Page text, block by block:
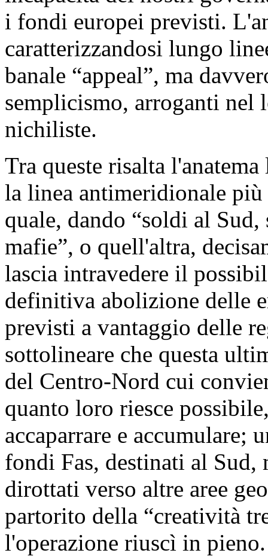
i fondi europei previsti.
caratterizzandosi lungo
banale “appeal”, ma
semplicismo, arroganti nel
nichiliste.
Tra queste risalta
la linea antimeridionale
quale, dando “soldi al
mafie”, o quell'altra,
lascia intravedere il
definitiva abolizione delle
previsti a vantaggio delle
sottolineare che questa
del Centro-Nord cui
quanto loro riesce
accaparrare e accumulare;
fondi Fas, destinati al Sud,
dirottati verso altre aree
partorito della “creatività
l'operazione riuscì in pieno.